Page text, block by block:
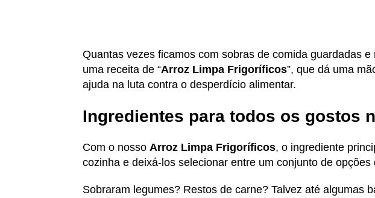
Quantas vezes ficamos com sobras de comida guardadas
uma receita de “Arroz Limpa Frigoríficos”, que dá uma
ajuda na luta contra o desperdício alimentar.
Ingredientes para todos os gostos
Com o nosso Arroz Limpa Frigoríficos, o ingrediente
cozinha e deixá-los selecionar entre um conjunto de opções
Sobraram legumes? Restos de carne? Talvez até algumas